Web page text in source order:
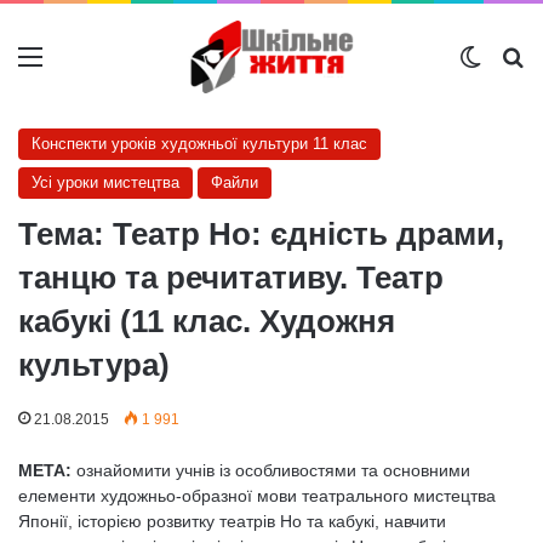
Меню
Конспекти уроків художньої культури 11 клас
Усі уроки мистецтва Файли
Тема: Театр Но: єдність драми,
танцю та речитативу. Театр
кабукі (11 клас. Художня
культура)
21.08.2015 1 991
МЕТА: ознайомити учнів із особливостями та основними
елементи художньо-образної мови театрального мистецтва
Японії, історією розвитку театрів Но та кабукі, навчити